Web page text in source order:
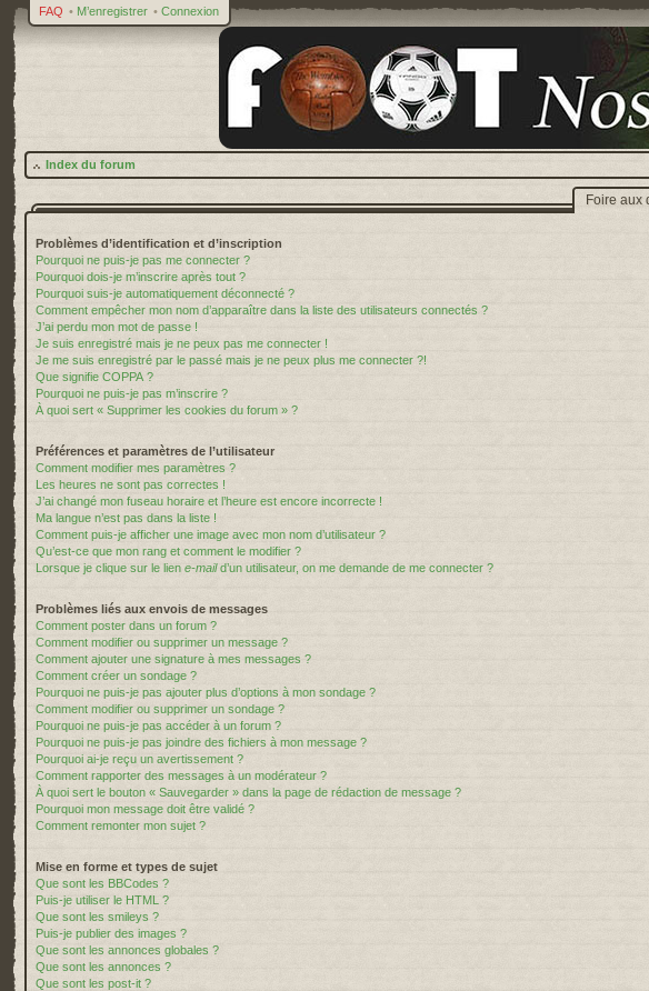
FAQ • M’enregistrer • Connexion
Index du forum
Foire aux
Problèmes d’identification et d’inscription
Pourquoi ne puis-je pas me connecter ?
Pourquoi dois-je m’inscrire après tout ?
Pourquoi suis-je automatiquement déconnecté ?
Comment empêcher mon nom d’apparaître dans la liste des utilisateurs connectés ?
J’ai perdu mon mot de passe !
Je suis enregistré mais je ne peux pas me connecter !
Je me suis enregistré par le passé mais je ne peux plus me connecter ?!
Que signifie COPPA ?
Pourquoi ne puis-je pas m’inscrire ?
À quoi sert « Supprimer les cookies du forum » ?
Préférences et paramètres de l’utilisateur
Comment modifier mes paramètres ?
Les heures ne sont pas correctes !
J’ai changé mon fuseau horaire et l’heure est encore incorrecte !
Ma langue n’est pas dans la liste !
Comment puis-je afficher une image avec mon nom d’utilisateur ?
Qu’est-ce que mon rang et comment le modifier ?
Lorsque je clique sur le lien e-maild’un utilisateur, on me demande de me connecter ?
Problèmes liés aux envois de messages
Comment poster dans un forum ?
Comment modifier ou supprimer un message ?
Comment ajouter une signature à mes messages ?
Comment créer un sondage ?
Pourquoi ne puis-je pas ajouter plus d’options à mon sondage ?
Comment modifier ou supprimer un sondage ?
Pourquoi ne puis-je pas accéder à un forum ?
Pourquoi ne puis-je pas joindre des fichiers à mon message ?
Pourquoi ai-je reçu un avertissement ?
Comment rapporter des messages à un modérateur ?
À quoi sert le bouton « Sauvegarder » dans la page de rédaction de message ?
Pourquoi mon message doit être validé ?
Comment remonter mon sujet ?
Mise en forme et types de sujet
Que sont les BBCodes ?
Puis-je utiliser le HTML ?
Que sont les smileys ?
Puis-je publier des images ?
Que sont les annonces globales ?
Que sont les annonces ?
Que sont les post-it ?